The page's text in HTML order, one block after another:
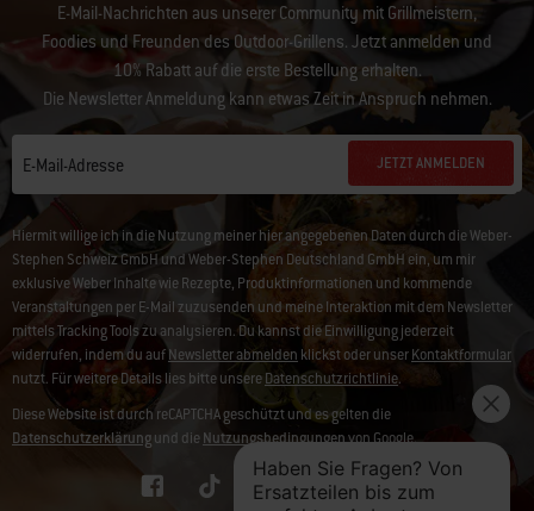
E-Mail-Nachrichten aus unserer Community mit Grillmeistern,
Foodies und Freunden des Outdoor-Grillens. Jetzt anmelden und
10% Rabatt auf die erste Bestellung erhalten.
Die Newsletter Anmeldung kann etwas Zeit in Anspruch nehmen.
E-Mail-Adresse JETZT ANMELDEN
Hiermit willige ich in die Nutzung meiner hier angegebenen Daten durch die Weber-
Stephen Schweiz GmbH und Weber-Stephen Deutschland GmbH ein, um mir
exklusive Weber Inhalte wie Rezepte, Produktinformationen und kommende
Veranstaltungen per E-Mail zuzusenden und meine Interaktion mit dem Newsletter
mittels Tracking Tools zu analysieren. Du kannst die Einwilligung jederzeit
widerrufen, indem du aufNewsletter abmelden klickst oder unserKontaktformular
nutzt. Für weitere Details lies bitte unsereDatenschutzrichtlinie.
Diese Website ist durch reCAPTCHA geschützt und es gelten die
Datenschutzerklärungund dieNutzungsbedingungenvon Google.